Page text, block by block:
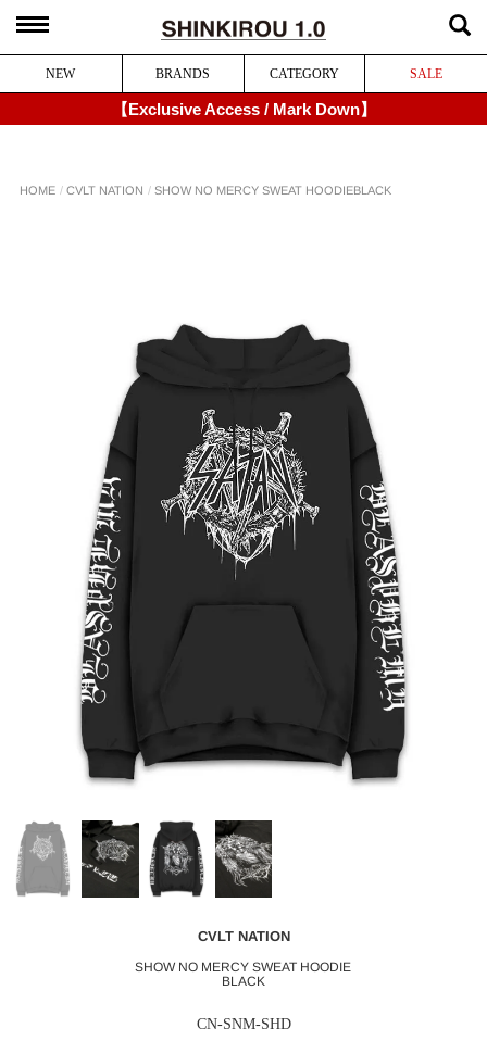
NEW BRANDS CATEGORY SALE
【Exclusive Access / Mark Down】
HOME CVLT NATION SHOW NO MERCY SWEAT HOODIEBLACK
CVLT NATION
SHOW NO MERCY SWEAT HOODIE
BLACK
CN-SNM-SHD